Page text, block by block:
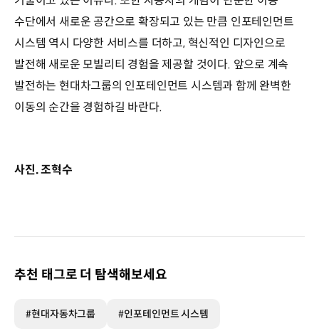
수단에서 새로운 공간으로 확장되고 있는 만큼 인포테인먼트
시스템 역시 다양한 서비스를 더하고, 혁신적인 디자인으로
발전해 새로운 모빌리티 경험을 제공할 것이다. 앞으로 계속
발전하는 현대차그룹의 인포테인먼트 시스템과 함께 완벽한
이동의 순간을 경험하길 바란다.
사진. 조혁수
추천 태그로 더 탐색해보세요
#현대자동차그룹 #인포테인먼트 시스템